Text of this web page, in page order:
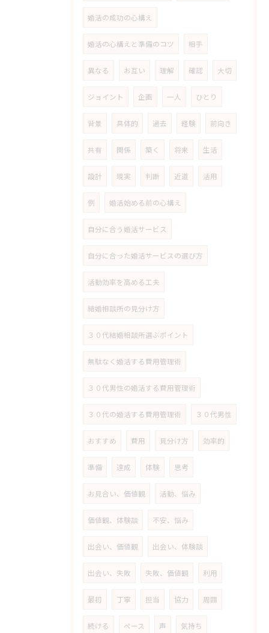
婚活の成功の心構え
婚活の心構えと準備のコツ 相手
異なる お互い 理解 確認 大切
ジョイント 企画 一人 ひとり
背景 具体的 過去 経験 前向き
共有 関係 築く 将来 生活
設計 現実 判断 近道 活用
例 婚活始める前の心構え
自分に合う婚活サービス
自分に合った婚活サービスの選び方
活動効率を高める工夫
結婚相談所の見分け方
３０代結婚相談所選ぶポイント
無駄なく婚活する費用管理術
３０代男性の婚活する費用管理術
３０代の婚活する費用管理術 ３０代男性
おすすめ 費用 見分け方 効率的
準備 達成 体験 思考
お見合い、価値観 活動、悩み
価値観、体験談 不安、悩み
出会い、価値観 出会い、体験談
出会い、失敗 失敗、価値観 利用
最初 丁寧 担当 協力 周囲
続ける ペース 声 気持ち